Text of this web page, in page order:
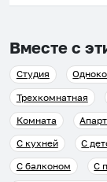
Вместе с
Студия
Трехкомнатная
Комната
С кухней
С
С балконом
С